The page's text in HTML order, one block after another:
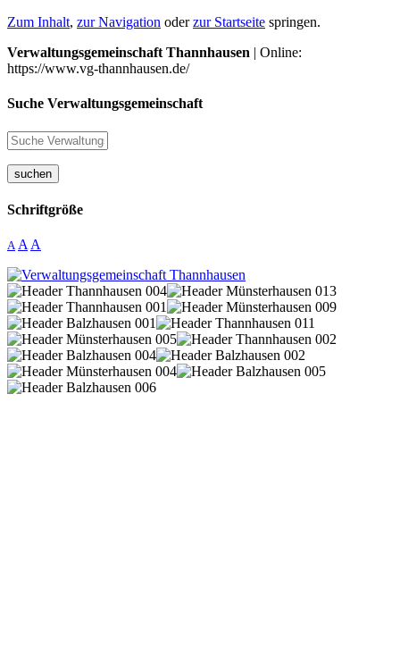
Zum Inhalt, zur Navigation oderzur Startseite springen.
Verwaltungsgemeinschaft Thannhausen | Online:
https://www.vg-thannhausen.de/
Suche Verwaltungsgemeinschaft
suchen
Schriftgröße
A A A